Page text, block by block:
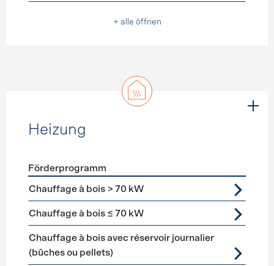
+ alle öffnen
Heizung
Förderprogramme Heizung
Förderprogramm
Chauffage à bois > 70 kW
Chauffage à bois ≤ 70 kW
Chauffage à bois avec réservoir journalier
(bûches ou pellets)